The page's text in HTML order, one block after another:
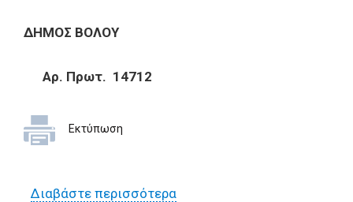
ΔΗΜΟΣ ΒΟΛΟΥ
Αρ. Πρωτ. 14712
Εκτύπωση
Διαβάστε περισσότεραγια Έρευνα αγοράς για την